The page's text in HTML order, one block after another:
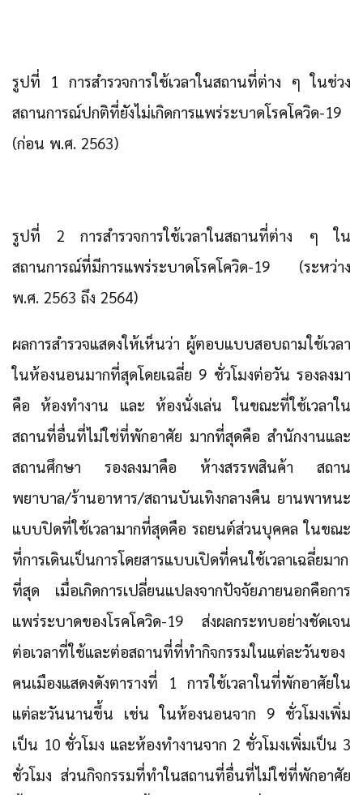
รูปที่ 1 การสำรวจการใช้เวลาในสถานที่ต่าง ๆ ในช่วง
สถานการณ์ปกติที่ยังไม่เกิดการแพร่ระบาดโรคโควิด-19
(ก่อน พ.ศ. 2563)
รูปที่ 2 การสำรวจการใช้เวลาในสถานที่ต่าง ๆ ใน
สถานการณ์ที่มีการแพร่ระบาดโรคโควิด-19 (ระหว่าง
พ.ศ. 2563 ถึง 2564)
ผลการสำรวจแสดงให้เห็นว่า ผู้ตอบแบบสอบถามใช้เวลา
ในห้องนอนมากที่สุดโดยเฉลี่ย 9 ชั่วโมงต่อวัน รองลงมา
คือ ห้องทำงาน และ ห้องนั่งเล่น ในขณะที่ใช้เวลาใน
สถานที่อื่นที่ไม่ใช่ที่พักอาศัย มากที่สุดคือ สำนักงานและ
สถานศึกษา รองลงมาคือ ห้างสรรพสินค้า สถาน
พยาบาล/ร้านอาหาร/สถานบันเทิงกลางคืน ยานพาหนะ
แบบปิดที่ใช้เวลามากที่สุดคือ รถยนต์ส่วนบุคคล ในขณะ
ที่การเดินเป็นการโดยสารแบบเปิดที่คนใช้เวลาเฉลี่ยมาก
ที่สุด เมื่อเกิดการเปลี่ยนแปลงจากปัจจัยภายนอกคือการ
แพร่ระบาดของโรคโควิด-19 ส่งผลกระทบอย่างชัดเจน
ต่อเวลาที่ใช้และต่อสถานที่ที่ทำกิจกรรมในแต่ละวันของ
คนเมืองแสดงดังตารางที่ 1 การใช้เวลาในที่พักอาศัยใน
แต่ละวันนานขึ้น เช่น ในห้องนอนจาก 9 ชั่วโมงเพิ่ม
เป็น 10 ชั่วโมง และห้องทำงานจาก 2 ชั่วโมงเพิ่มเป็น 3
ชั่วโมง ส่วนกิจกรรมที่ทำในสถานที่อื่นที่ไม่ใช่ที่พักอาศัย